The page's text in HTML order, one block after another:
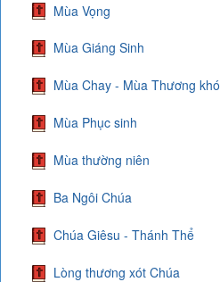
Mùa Vọng
Mùa Giáng Sinh
Mùa Chay - Mùa Thương khó
Mùa Phục sinh
Mùa thường niên
Ba Ngôi Chúa
Chúa Giêsu - Thánh Thể
Lòng thương xót Chúa